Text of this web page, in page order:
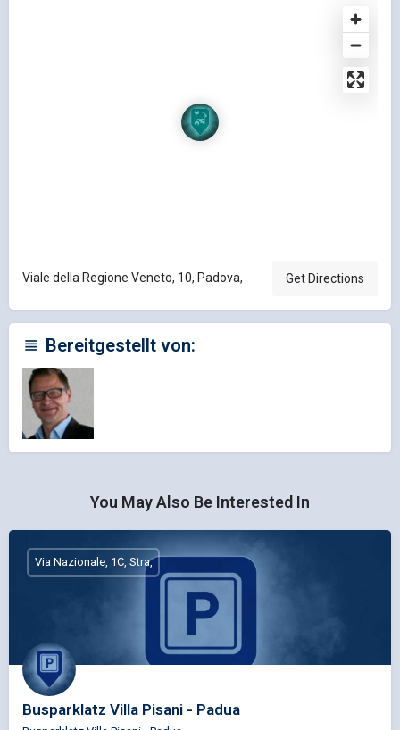
Viale della Regione Veneto, 10, Padova, Get Directions
Bereitgestellt von:
You May Also Be Interested In
Busparklatz Villa Pisani - Padua
Via Nazionale, 1C, Stra,